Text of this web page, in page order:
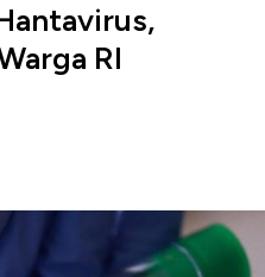
RI